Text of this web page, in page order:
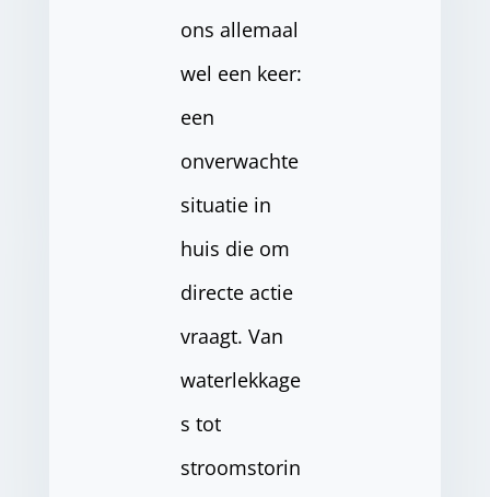
ons allemaal
wel een keer:
een
onverwachte
situatie in
huis die om
directe actie
vraagt. Van
waterlekkage
s tot
stroomstorin